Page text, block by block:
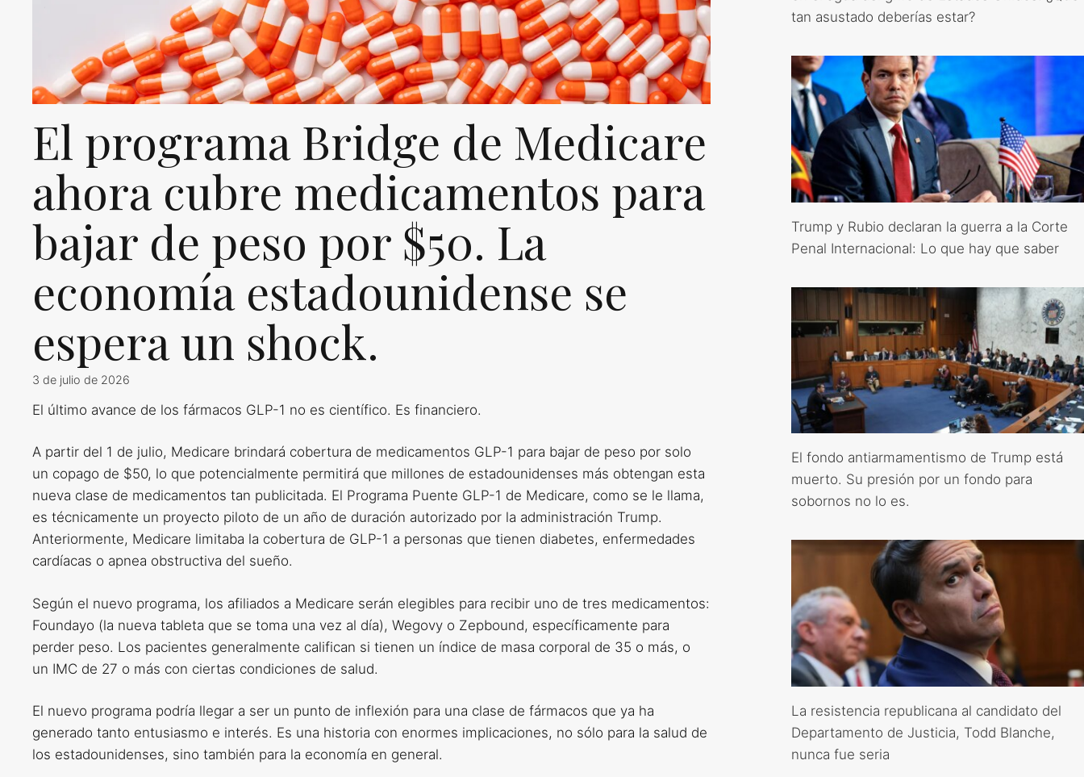
El programa Bridge de Medicare
ahora cubre medicamentos para
bajar de peso por $50. La
economía estadounidense se
espera un shock.
3 de julio de 2026
El último avance de los fármacos GLP-1 no es científico. Es financiero.
A partir del 1 de julio, Medicare brindará cobertura de medicamentos GLP-1 para bajar de peso por solo
un copago de $50, lo que potencialmente permitirá que millones de estadounidenses más obtengan esta
nueva clase de medicamentos tan publicitada. El Programa Puente GLP-1 de Medicare, como se le llama,
es técnicamente un proyecto piloto de un año de duración autorizado por la administración Trump.
Anteriormente, Medicare limitaba la cobertura de GLP-1 a personas que tienen diabetes, enfermedades
cardíacas o apnea obstructiva del sueño.
Según el nuevo programa, los afiliados a Medicare serán elegibles para recibir uno de tres medicamentos:
Foundayo (la nueva tableta que se toma una vez al día), Wegovy o Zepbound, específicamente para
perder peso. Los pacientes generalmente califican si tienen un índice de masa corporal de 35 o más, o
un IMC de 27 o más con ciertas condiciones de salud.
El nuevo programa podría llegar a ser un punto de inflexión para una clase de fármacos que ya ha
generado tanto entusiasmo e interés. Es una historia con enormes implicaciones, no sólo para la salud de
los estadounidenses, sino también para la economía en general.
tan asustado deberías estar?
Trump y Rubio declaran la guerra a la Corte
Penal Internacional: Lo que hay que saber
El fondo antiarmamentismo de Trump está
muerto. Su presión por un fondo para
sobornos no lo es.
La resistencia republicana al candidato del
Departamento de Justicia, Todd Blanche,
nunca fue seria